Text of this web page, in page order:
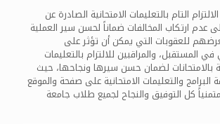
التام بالتعليمات الامتحانية الصادرة عن
عدم ارتكاب المخالفات ضماناً لحسن سير العملية
للعقوبات التي يمكن أن تؤثر على
المستقبل، والمراقبين للالتزام بالتعليمات
بالامتحانات لضمان حسن سيرها ونجاحها، حيث
والتعليمات الامتحانية على صفحة والموقع
كل التوفيق والنجاح لجميع طلاب جامعة